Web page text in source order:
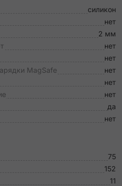
силикон
нет
2 мм
нет
нет
MagSafe
нет
нет
нет
да
нет
75
152
11